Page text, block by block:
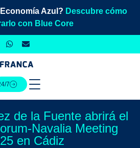
Azul? Descubre cómo
con Blue Core
7
de la Fuente abrirá el
Navalia Meeting
en Cádiz